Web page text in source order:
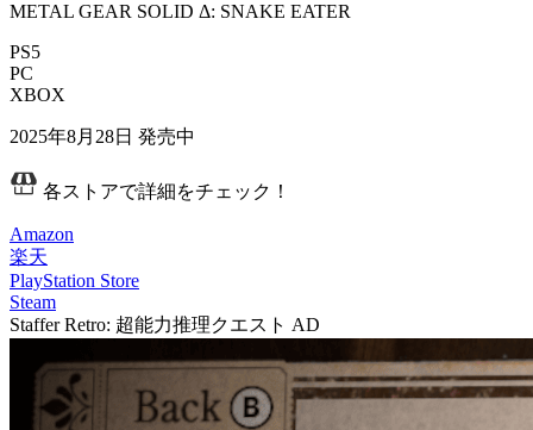
METAL GEAR SOLID Δ: SNAKE EATER
PS5
PC
XBOX
2025年8月28日 発売中
各ストアで詳細をチェック！
Amazon
楽天
PlayStation Store
Steam
Staffer Retro: 超能力推理クエスト AD